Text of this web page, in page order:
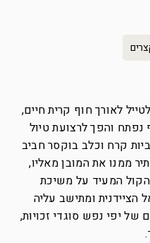
לאורך חוף קרית חיים,
והפך לרצועת טיול
קרח וכלב בוקסר חביב
ממנו את המובן מאליו,
המעיד על משיכת
ומתישב עליה
יפי נפש סוגדי זכויות,